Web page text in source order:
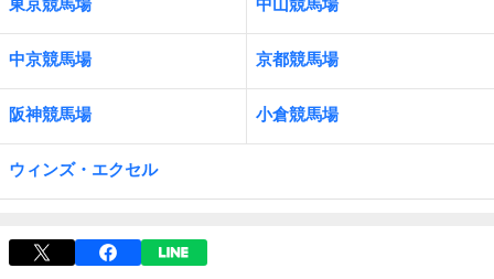
東京競馬場 中山競馬場
中京競馬場 京都競馬場
阪神競馬場 小倉競馬場
ウィンズ・エクセル